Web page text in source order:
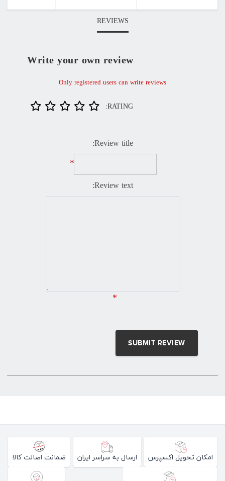
REVIEWS
Write your own review
Only registered users can write reviews
RATING:
Review title:
*
Review text:
*
امکان تحویل اکسپرس ارسال به سراسر ایران ضمانت اصالت کالا